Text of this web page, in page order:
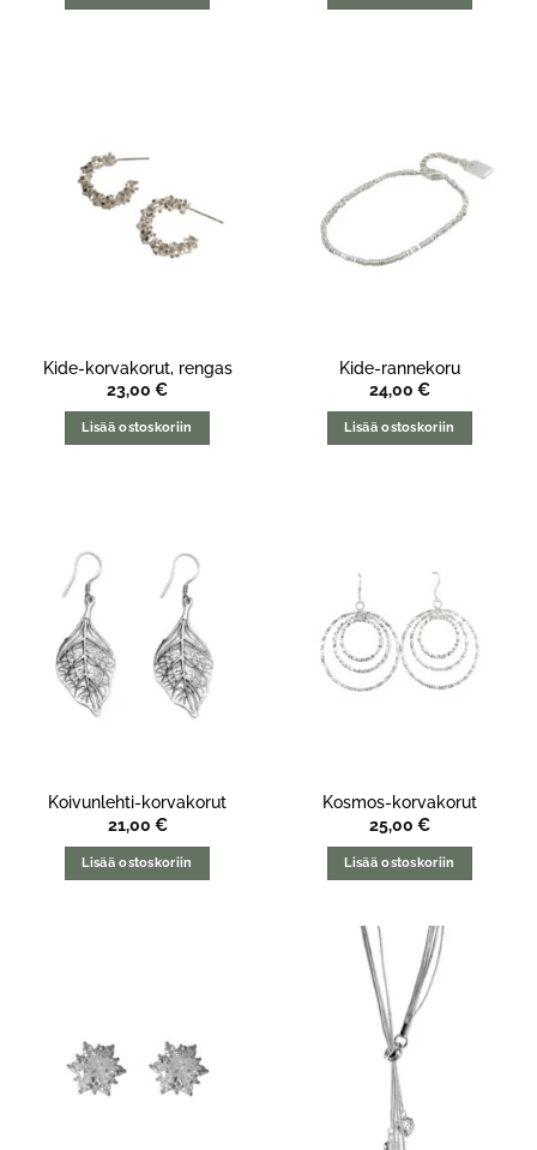
Kide-korvakorut, rengas
23,00 €
Lisää ostoskoriin
Kide-rannekoru
24,00 €
Lisää ostoskoriin
Koivunlehti-korvakorut
21,00 €
Lisää ostoskoriin
Kosmos-korvakorut
25,00 €
Lisää ostoskoriin